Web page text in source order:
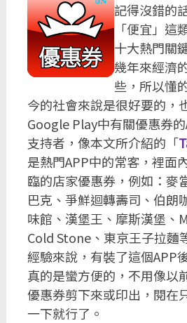
記得沒錯的
「便宜」這
十大熱門關
幾年來經濟
些，所以懂
今的社會來說是很好要的，
Google Play中有關優惠券
支持者，像本文所介紹的「
是熱門APP中的常客，裡面
臨的店家優惠券，例如：麥
巴克、爭鮮迴轉壽司、伯朗
味館、漢堡王、摩斯漢堡、
Cold Stone、東京王子拉麵
經驗來說，有裝了這個APP
真的是蠻方便的，不用像以
優惠券剪下來或印出，閱在
一下就行了。